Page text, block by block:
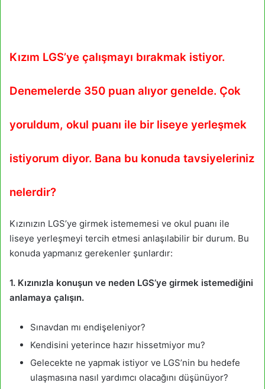
Kızım LGS’ye çalışmayı bırakmak istiyor.
Denemelerde 350 puan alıyor genelde. Çok
yoruldum, okul puanı ile bir liseye yerleşmek
istiyorum diyor. Bana bu konuda tavsiyeleriniz
nelerdir?
Kızınızın LGS’ye girmek istememesi ve okul puanı ile
liseye yerleşmeyi tercih etmesi anlaşılabilir bir durum. Bu
konuda yapmanız gerekenler şunlardır:
1. Kızınızla konuşun ve neden LGS’ye girmek istemediğini
anlamaya çalışın.
Sınavdan mı endişeleniyor?
Kendisini yeterince hazır hissetmiyor mu?
Gelecekte ne yapmak istiyor ve LGS’nin bu hedefe
ulaşmasına nasıl yardımcı olacağını düşünüyor?